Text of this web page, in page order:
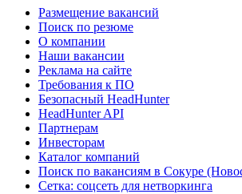
Размещение вакансий
Поиск по резюме
О компании
Наши вакансии
Реклама на сайте
Требования к ПО
Безопасный HeadHunter
HeadHunter API
Партнерам
Инвесторам
Каталог компаний
Поиск по вакансиям в Сокуре
Сетка: соцсеть для нетворкинга